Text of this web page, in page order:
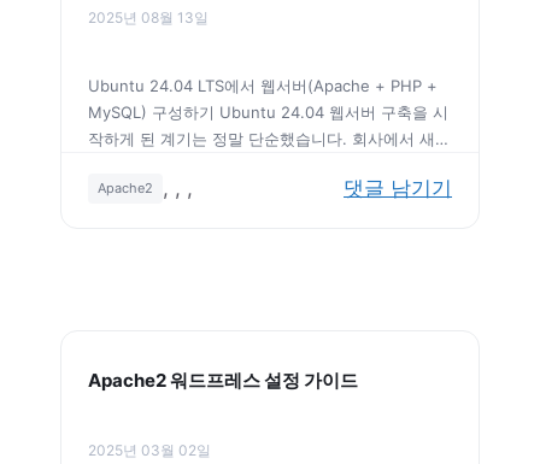
2025년 08월 13일
Ubuntu 24.04 LTS에서 웹서버(Apache + PHP +
MySQL) 구성하기 Ubuntu 24.04 웹서버 구축을 시
작하게 된 계기는 정말 단순했습니다. 회사에서 새로
요했거든요. 처음엔 클라우드 서비스만 사용하려고
태
Apache2 , , , 댓글 남기기
Apache2 워드프레스 설정 가이드
2025년 03월 02일